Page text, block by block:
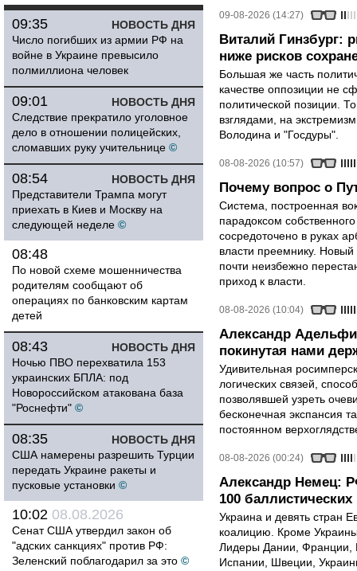
НОВОСТЬ ДНЯ
09:35
Число погибших из армии РФ на
войне в Украине превысило
полмиллиона человек
НОВОСТЬ ДНЯ
09:01
Следствие прекратило уголовное
дело в отношении полицейских,
сломавших руку учительнице ©
НОВОСТЬ ДНЯ
08:54
Представители Трампа могут
приехать в Киев и Москву на
следующей неделе ©
08:48
По новой схеме мошенничества
родителям сообщают об
операциях по банковским картам
детей
НОВОСТЬ ДНЯ
08:43
Ночью ПВО перехватила 153
украинских БПЛА: под
Новороссийском атакована база
"Роснефти" ©
НОВОСТЬ ДНЯ
08:35
США намерены разрешить Турции
передать Украине ракеты и
пусковые установки ©
10:02 08.08.2026
Сенат США утвердил закон об
"адских санкциях" против РФ:
Зеленский поблагодарил за это ©
09-08-2026 (14:27)
Виталий Гинзбург:
ниже рисков
Большая же часть
качестве оппозиции не
политической позиции.
взглядами, на
Володина и "Госдуры".
08-08-2026 (10:57)
Почему вопрос о
Система, построенная
парадоксом
сосредоточено в руках
власти преемнику.
почти неизбежно
приход к власти.
08-08-2026 (10:04)
Александр
покинутая нами
Удивительная
логических связей,
позволявшей узреть
бесконечная экспансия
постоянном
08-08-2026 (00:24)
Александр Немец:
100 баллистических
Украина и девять стран
коалицию. Кроме
Лидеры Дании, Франции,
Испании, Швеции,